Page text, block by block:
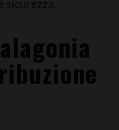
sicurezza.